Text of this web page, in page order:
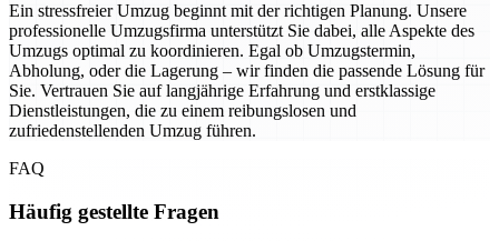
Ein stressfreier Umzug beginnt mit der richtigen Planung. Unsere
professionelle Umzugsfirma unterstützt Sie dabei, alle Aspekte des
Umzugs optimal zu koordinieren. Egal ob Umzugstermin,
Abholung, oder die Lagerung – wir finden die passende Lösung für
Sie. Vertrauen Sie auf langjährige Erfahrung und erstklassige
Dienstleistungen, die zu einem reibungslosen und
zufriedenstellenden Umzug führen.
FAQ
Häufig gestellte Fragen